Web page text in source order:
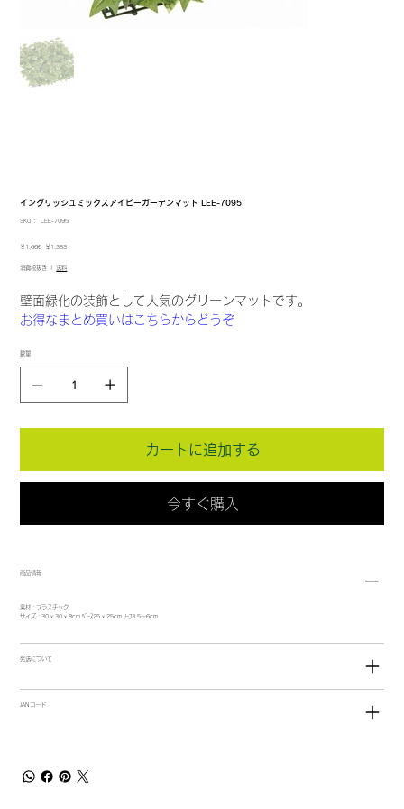
イングリッシュミックスアイビーガーデンマット LEE-7095
SKU：
SKU：
LEE-7095
元
価
￥1,666
セ
ル
格
￥1,383
消費税抜き | 送料
壁面緑化の装飾として人気のグリーンマットです。
お得なまとめ買いはこちらからどうぞ
数量
カートに追加する
今すぐ購入
商品情報
素材：プラスチック
サイズ：30 x 30 x 8cm ﾍﾞｰｽ25 x 25cm ﾘｰﾌ3.5～6cm
発送について
JANコード